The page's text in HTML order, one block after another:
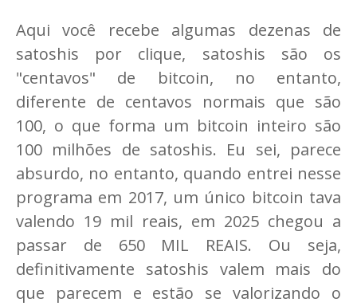
Aqui você recebe algumas dezenas de
satoshis por clique, satoshis são os
"centavos" de bitcoin, no entanto,
diferente de centavos normais que são
100, o que forma um bitcoin inteiro são
100 milhões de satoshis. Eu sei, parece
absurdo, no entanto, quando entrei nesse
programa em 2017, um único bitcoin tava
valendo 19 mil reais, em 2025 chegou a
passar de 650 MIL REAIS. Ou seja,
definitivamente satoshis valem mais do
que parecem e estão se valorizando o